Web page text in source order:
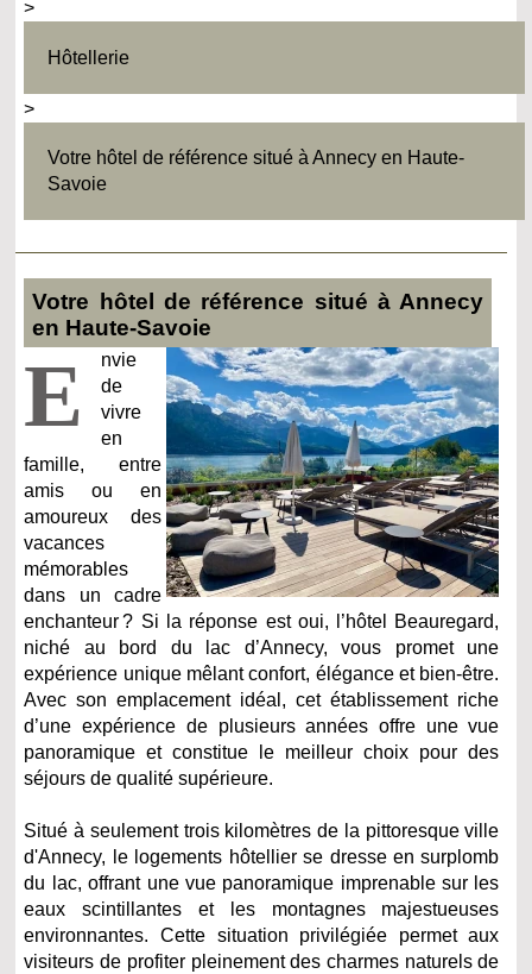
>
Hôtellerie
>
Votre hôtel de référence situé à Annecy en Haute-
Savoie
Votre hôtel de référence situé à Annecy
en Haute-Savoie
E
nvie
de
vivre
en
famille, entre
amis ou en
amoureux des
vacances
mémorables
dans un cadre
enchanteur ? Si la réponse est oui, l’hôtel Beauregard,
niché au bord du lac d’Annecy, vous promet une
expérience unique mêlant confort, élégance et bien-être.
Avec son emplacement idéal, cet établissement riche
d’une expérience de plusieurs années offre une vue
panoramique et constitue le meilleur choix pour des
séjours de qualité supérieure.
Situé à seulement trois kilomètres de la pittoresque ville
d'Annecy, le logements hôtellier se dresse en surplomb
du lac, offrant une vue panoramique imprenable sur les
eaux scintillantes et les montagnes majestueuses
environnantes. Cette situation privilégiée permet aux
visiteurs de profiter pleinement des charmes naturels de